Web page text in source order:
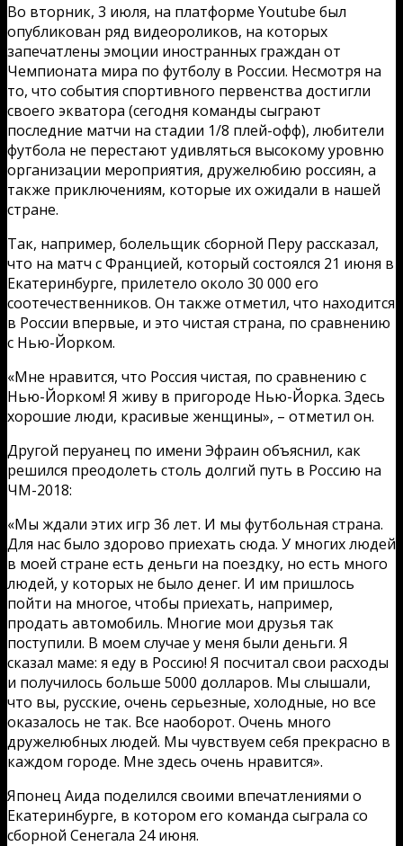
Во вторник, 3 июля, на платформе Youtube был
опубликован ряд видеороликов, на которых
запечатлены эмоции иностранных граждан от
Чемпионата мира по футболу в России. Несмотря на
то, что события спортивного первенства достигли
своего экватора (сегодня команды сыграют
последние матчи на стадии 1/8 плей-офф), любители
футбола не перестают удивляться высокому уровню
организации мероприятия, дружелюбию россиян, а
также приключениям, которые их ожидали в нашей
стране.
Так, например, болельщик сборной Перу рассказал,
что на матч с Францией, который состоялся 21 июня в
Екатеринбурге, прилетело около 30 000 его
соотечественников. Он также отметил, что находится
в России впервые, и это чистая страна, по сравнению
с Нью-Йорком.
«Мне нравится, что Россия чистая, по сравнению с
Нью-Йорком! Я живу в пригороде Нью-Йорка. Здесь
хорошие люди, красивые женщины», – отметил он.
Другой перуанец по имени Эфраин объяснил, как
решился преодолеть столь долгий путь в Россию на
ЧМ-2018:
«Мы ждали этих игр 36 лет. И мы футбольная страна.
Для нас было здорово приехать сюда. У многих людей
в моей стране есть деньги на поездку, но есть много
людей, у которых не было денег. И им пришлось
пойти на многое, чтобы приехать, например,
продать автомобиль. Многие мои друзья так
поступили. В моем случае у меня были деньги. Я
сказал маме: я еду в Россию! Я посчитал свои расходы
и получилось больше 5000 долларов. Мы слышали,
что вы, русские, очень серьезные, холодные, но все
оказалось не так. Все наоборот. Очень много
дружелюбных людей. Мы чувствуем себя прекрасно в
каждом городе. Мне здесь очень нравится».
Японец Аида поделился своими впечатлениями о
Екатеринбурге, в котором его команда сыграла со
сборной Сенегала 24 июня.